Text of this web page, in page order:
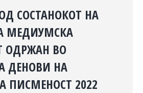
СОСТАНОКОТ НА
МЕДИУМСКА
ОДРЖАН ВО
ДЕНОВИ НА
ПИСМЕНОСТ 2022